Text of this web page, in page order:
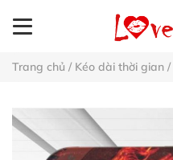
Trang chủ / Kéo dài thời gian /